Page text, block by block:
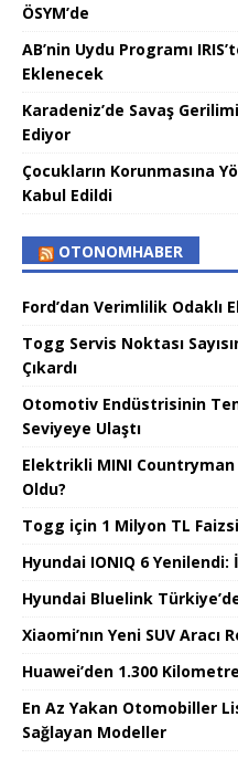
ÖSYM’de
AB’nin Uydu Programı
Eklenecek
Karadeniz’de Savaş
Ediyor
Çocukların Korunmasına
Kabul Edildi
OTONOMHABER
Ford’dan Verimlilik Odaklı
Togg Servis Noktası
Çıkardı
Otomotiv Endüstrisinin
Seviyeye Ulaştı
Elektrikli MINI
Oldu?
Togg için 1 Milyon TL
Hyundai IONIQ 6
Hyundai Bluelink
Xiaomi’nın Yeni SUV Aracı
Huawei’den 1.300
En Az Yakan Otomobiller
Sağlayan Modeller